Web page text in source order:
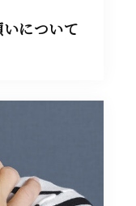
について